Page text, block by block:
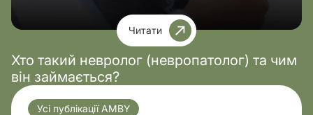
Читати
Хто такий невролог (невропатолог) та чим
він займається?
Усі публікації AMBY